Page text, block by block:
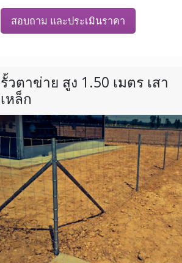
สอบถาม และประเมินราคา
รั้วตาข่าย สูง 1.50 เมตร เสา
เหล็ก